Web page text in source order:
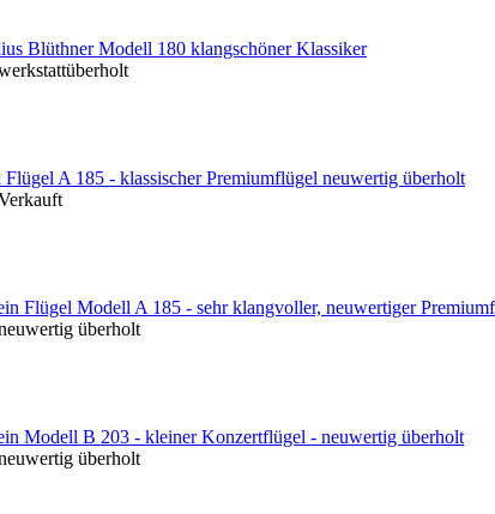
Blüthner Modell 180 klangschöner Klassiker
Flügel A 185 - klassischer Premiumflügel neuwertig überholt
Flügel Modell A 185 - sehr klangvoller, neuwertiger
überholt
Modell B 203 - kleiner Konzertflügel - neuwertig überholt
überholt